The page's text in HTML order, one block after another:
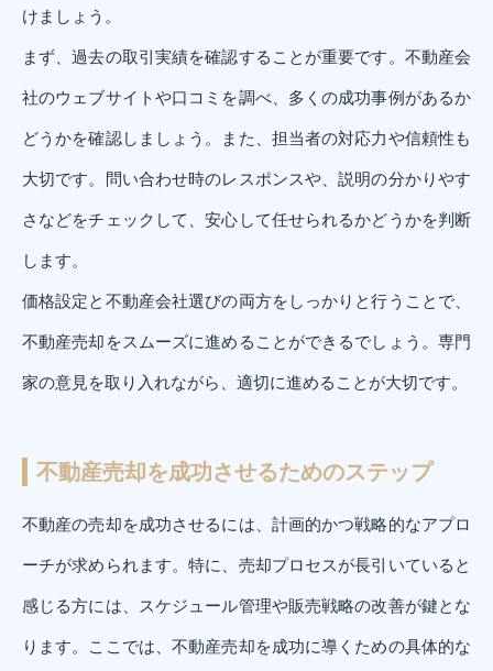
けましょう。
まず、過去の取引実績を確認することが重要です。不動産会
社のウェブサイトや口コミを調べ、多くの成功事例があるか
どうかを確認しましょう。また、担当者の対応力や信頼性も
大切です。問い合わせ時のレスポンスや、説明の分かりやす
さなどをチェックして、安心して任せられるかどうかを判断
します。
価格設定と不動産会社選びの両方をしっかりと行うことで、
不動産売却をスムーズに進めることができるでしょう。専門
家の意見を取り入れながら、適切に進めることが大切です。
不動産売却を成功させるためのステップ
不動産の売却を成功させるには、計画的かつ戦略的なアプロ
ーチが求められます。特に、売却プロセスが長引いていると
感じる方には、スケジュール管理や販売戦略の改善が鍵とな
ります。ここでは、不動産売却を成功に導くための具体的な